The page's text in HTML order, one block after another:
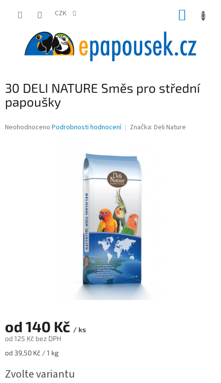
CZK
30 DELI NATURE Směs pro střední
papoušky
Průměrné
Neohodnoceno Podrobnosti hodnocení Značka: Deli Nature
od 140 Kč / ks
od 125 Kč bez DPH
Měrná
od 39,50 Kč / 1 kg
Zvolte variantu